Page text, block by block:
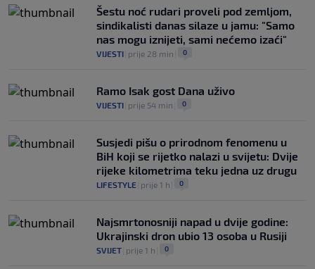
Šestu noć rudari proveli pod zemljom,
sindikalisti danas silaze u jamu: "Samo
nas mogu iznijeti, sami nećemo izaći"
VIJESTI prije 28 min 0
Ramo Isak gost Dana uživo
VIJESTI prije 54 min 0
Susjedi pišu o prirodnom fenomenu u
BiH koji se rijetko nalazi u svijetu: Dvije
rijeke kilometrima teku jedna uz drugu
LIFESTYLE prije 1 h 0
Najsmrtonosniji napad u dvije godine:
Ukrajinski dron ubio 13 osoba u Rusiji
SVIJET prije 1 h 0